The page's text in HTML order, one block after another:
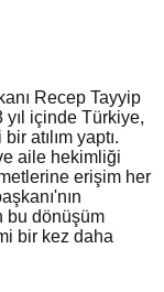
Recep Tayyip
içinde Türkiye,
atılım yaptı.
aile hekimliği
erişim her
bu dönüşüm
bir kez daha